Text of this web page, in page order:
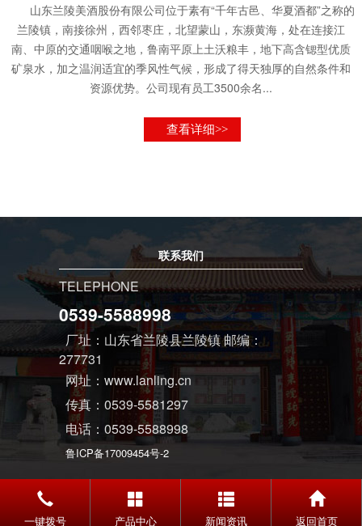
山东兰陵美酒股份有限公司位于素有“千年古邑、华夏酒都”之称的
兰陵镇，南接徐州，西邻枣庄，北望蒙山，东濒黄海，处在连接江
南、中原的交通咽喉之地，鲁南平原上土沃粮丰，地下高含锶型优质
矿泉水，加之温润适宜的季风性气候，形成了得天独厚的自然条件和
资源优势。公司现有员工3500余名...
查看详细>>
联系我们
TELEPHONE
0539-5588998
厂址：山东省兰陵县兰陵镇 邮编：
277731
网址：www.lanling.cn
传真：0539-5581297
电话：0539-5588998
鲁ICP备17009454号-2
一键拨号 产品中心 新闻资讯 返回首页